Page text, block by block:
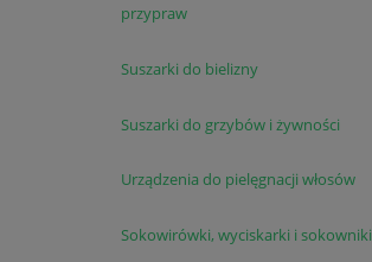
przypraw
Suszarki do bielizny
Suszarki do grzybów i żywności
Urządzenia do pielęgnacji włosów
Sokowirówki, wyciskarki i sokowniki